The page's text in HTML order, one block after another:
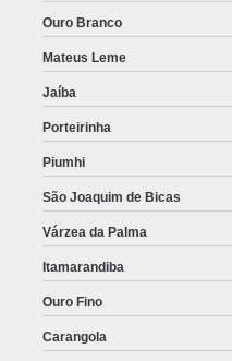
Ouro Branco
Mateus Leme
Jaíba
Porteirinha
Piumhi
São Joaquim de Bicas
Várzea da Palma
Itamarandiba
Ouro Fino
Carangola